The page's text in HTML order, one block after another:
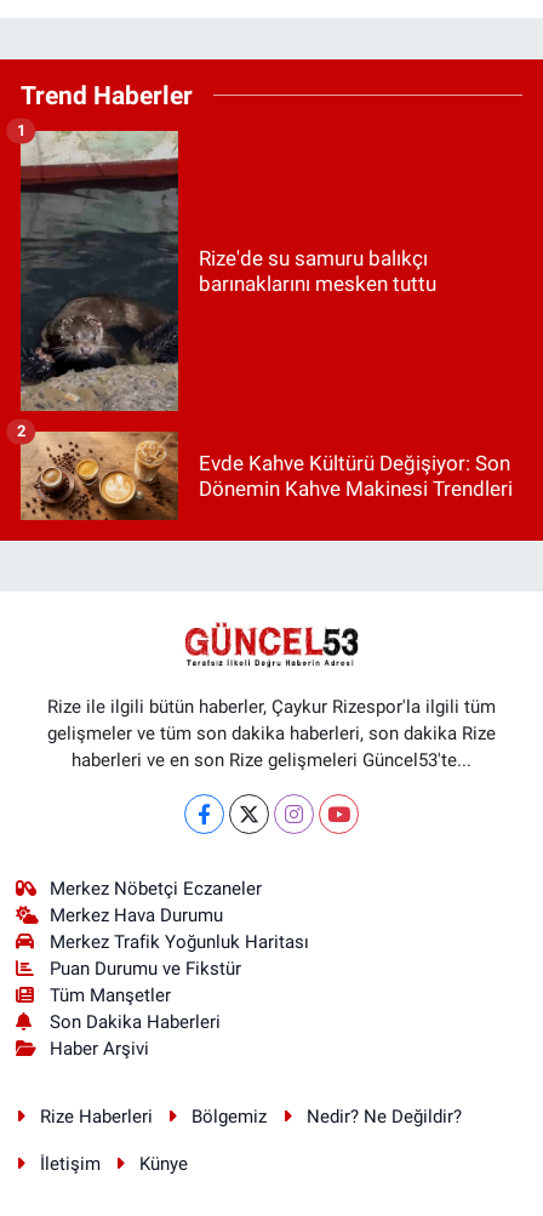
Trend Haberler
Rize'de su samuru balıkçı
barınaklarını mesken tuttu
1
Evde Kahve Kültürü Değişiyor: Son
Dönemin Kahve Makinesi Trendleri
2
Rize ile ilgili bütün haberler, Çaykur Rizespor'la ilgili tüm
gelişmeler ve tüm son dakika haberleri, son dakika Rize
haberleri ve en son Rize gelişmeleri Güncel53'te...
Merkez Nöbetçi Eczaneler
Merkez Hava Durumu
Merkez Trafik Yoğunluk Haritası
Puan Durumu ve Fikstür
Tüm Manşetler
Son Dakika Haberleri
Haber Arşivi
Rize Haberleri Bölgemiz Nedir? Ne Değildir?
İletişim Künye